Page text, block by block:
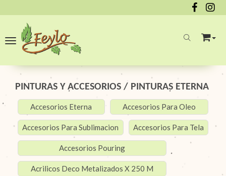
Toggle navigation
PINTURAS Y ACCESORIOS / PINTURAS ETERNA
Accesorios Eterna Accesorios Para Oleo
Accesorios Para Sublimacion Accesorios Para Tela
Accesorios Pouring
Acrilicos Deco Metalizados X 250 M